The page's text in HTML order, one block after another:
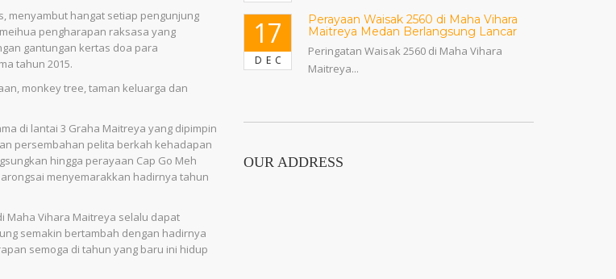
menyambut hangat setiap pengunjung
pengharapan raksasa yang
gantungan kertas doa para
tahun 2015.
monkey tree, taman keluarga dan
di lantai 3 Graha Maitreya yang dipimpin
persembahan pelita berkah kehadapan
hingga perayaan Cap Go Meh
menyemarakkan hadirnya tahun
Maha Vihara Maitreya selalu dapat
semakin bertambah dengan hadirnya
semoga di tahun yang baru ini hidup
17
DEC
Perayaan Waisak 2560 di Maha Vihara
Maitreya Medan Berlangsung Lancar
Peringatan Waisak 2560 di Maha Vihara
Maitreya...
OUR ADDRESS